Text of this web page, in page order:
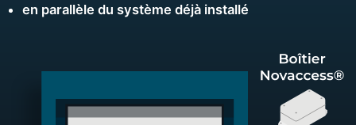
en parallèle du système déjà installé